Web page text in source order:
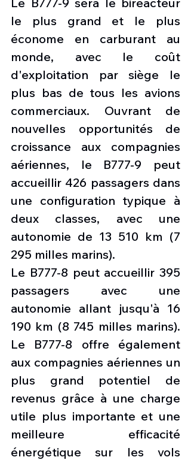
le plus grand et le plus
économe en carburant au
monde, avec le coût
d'exploitation par siège le
plus bas de tous les avions
commerciaux. Ouvrant de
nouvelles opportunités de
croissance aux compagnies
aériennes, le B777-9 peut
accueillir 426 passagers dans
une configuration typique à
deux classes, avec une
autonomie de 13 510 km (7
295 milles marins).
Le B777-8 peut accueillir 395
passagers avec une
autonomie allant jusqu'à 16
190 km (8 745 milles marins).
Le B777-8 offre également
aux compagnies aériennes un
plus grand potentiel de
revenus grâce à une charge
utile plus importante et une
meilleure efficacité
énergétique sur les vols